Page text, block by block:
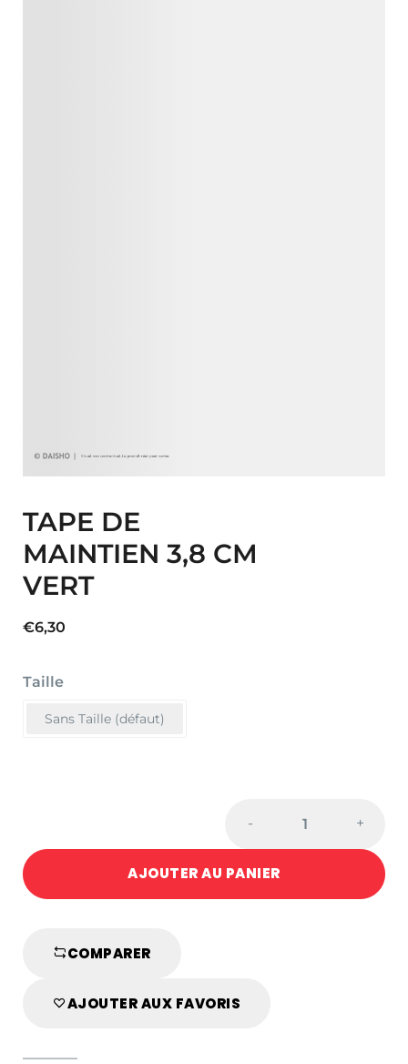
TAPE DE
MAINTIEN 3,8 CM
VERT
€6,30
Taille
Sans Taille (défaut)
MAINTIEN
3,8
CM
- +
AJOUTER AU PANIER
COMPARER
AJOUTER AUX FAVORIS